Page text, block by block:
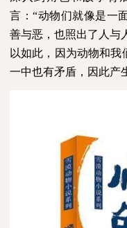
言：“动物们就像是一
善与恶，也照出了人与
以如此，因为动物和我
一中也有矛盾，因此产